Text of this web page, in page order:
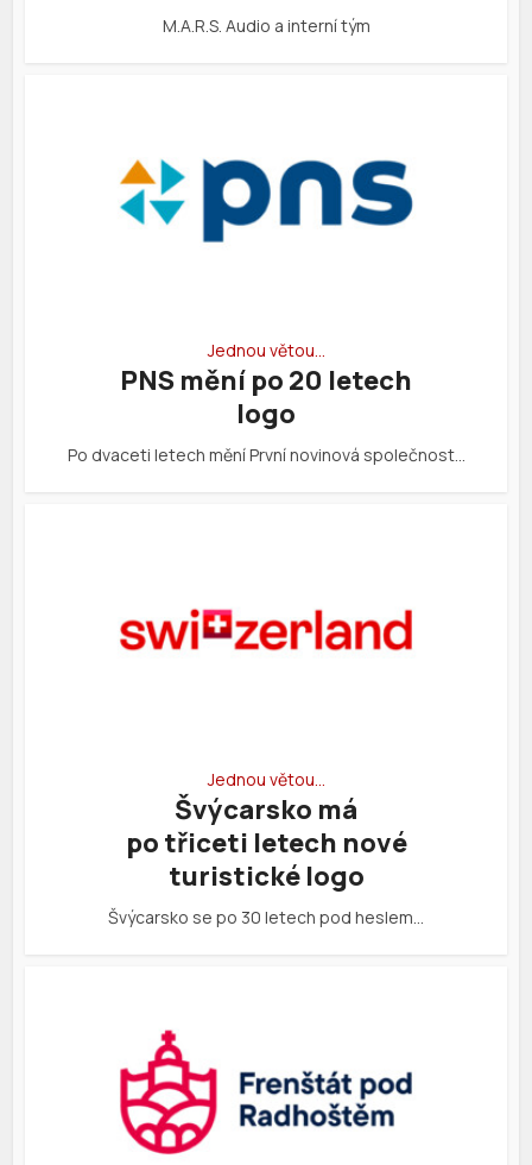
M.A.R.S. Audio a interní tým
Jednou větou…
PNS mění po 20 letech
logo
Po dvaceti letech mění První novinová společnost…
Jednou větou…
Švýcarsko má
po třiceti letech nové
turistické logo
Švýcarsko se po 30 letech pod heslem…